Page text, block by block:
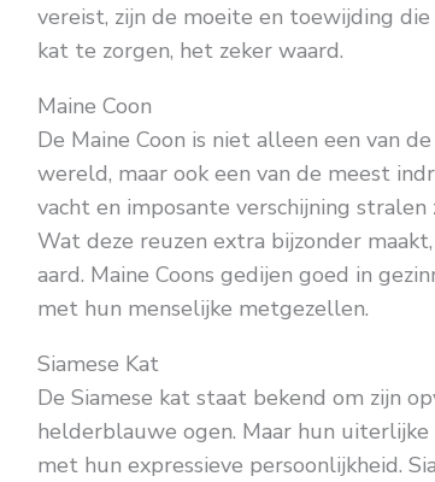
vereist, zijn de moeite en toewijding
kat te zorgen, het zeker waard.
Maine Coon
De Maine Coon is niet alleen een van
wereld, maar ook een van de meest
vacht en imposante verschijning
Wat deze reuzen extra bijzonder
aard. Maine Coons gedijen goed in
met hun menselijke metgezellen.
Siamese Kat
De Siamese kat staat bekend om zijn
helderblauwe ogen. Maar hun uiterlijke
met hun expressieve persoonlijkheid.